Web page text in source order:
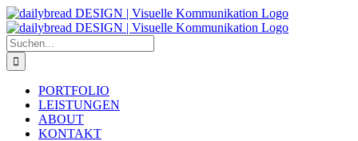
Zum
Inhalt
springen
Suche
nach:
PORTFOLIO
LEISTUNGEN
ABOUT
KONTAKT